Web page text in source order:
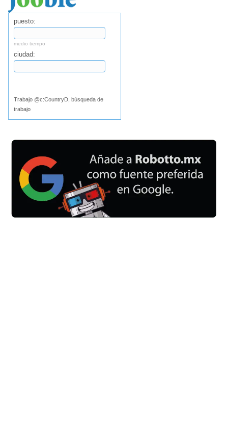
puesto:
medio tiempo
ciudad:
Trabajo @c:CountryD, búsqueda de
trabajo